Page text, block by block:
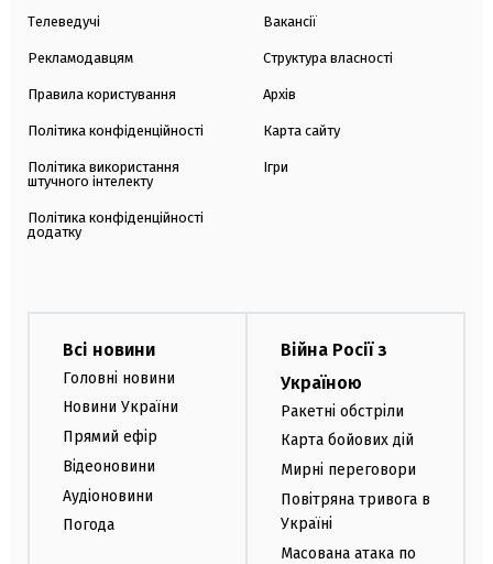
Телеведучі
Рекламодавцям
Правила користування
Політика конфіденційності
Політика використання
штучного інтелекту
Політика конфіденційності
додатку
Вакансії
Структура власності
Архів
Карта сайту
Ігри
Всі новини
Головні новини
Новини України
Прямий ефір
Відеоновини
Аудіоновини
Погода
Війна Росії з
Україною
Ракетні обстріли
Карта бойових дій
Мирні переговори
Повітряна тривога в
Україні
Масована атака по